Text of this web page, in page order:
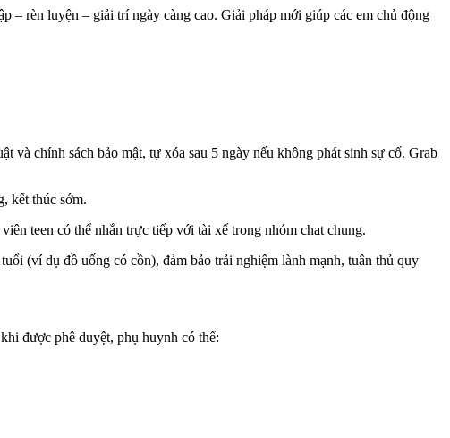
rèn luyện – giải trí ngày càng cao. Giải pháp mới giúp các em chủ động
chính sách bảo mật, tự xóa sau 5 ngày nếu không phát sinh sự cố. Grab
kết thúc sớm.
teen có thể nhắn trực tiếp với tài xế trong nhóm chat chung.
(ví dụ đồ uống có cồn), đảm bảo trải nghiệm lành mạnh, tuân thủ quy
được phê duyệt, phụ huynh có thể: